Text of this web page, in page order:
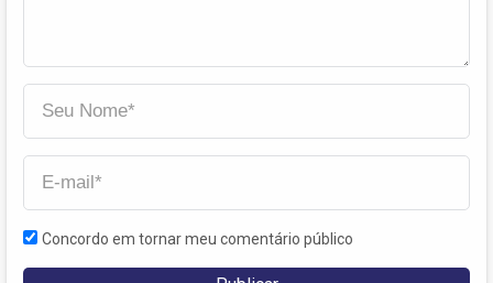
Concordo em tornar meu comentário público